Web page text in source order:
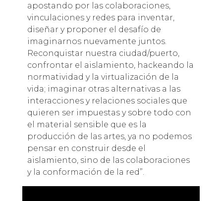
apostando por las colaboraciones,
vinculaciones y redes para inventar,
diseñar y proponer el desafío de
imaginarnos nuevamente juntos.
Reconquistar nuestra ciudad/puerto,
confrontar el aislamiento, hackeando la
normatividad y la virtualización de la
vida; imaginar otras alternativas a las
interacciones y relaciones sociales que
quieren ser impuestas y sobre todo con
el material sensible que es la
producción de las artes, ya no podemos
pensar en construir desde el
aislamiento, sino de las colaboraciones
y la conformación de la red”.